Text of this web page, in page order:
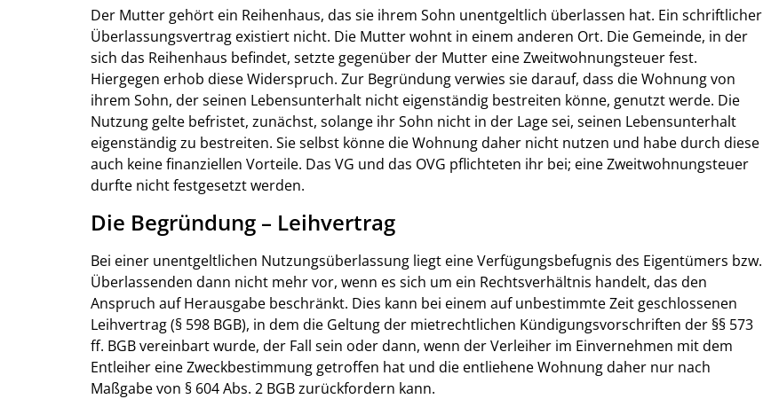
Der Mutter gehört ein Reihenhaus, das sie ihrem Sohn unentgeltlich überlassen hat. Ein schriftlicher
Überlassungsvertrag existiert nicht. Die Mutter wohnt in einem anderen Ort. Die Gemeinde, in der
sich das Reihenhaus befindet, setzte gegenüber der Mutter eine Zweitwohnungsteuer fest.
Hiergegen erhob diese Widerspruch. Zur Begründung verwies sie darauf, dass die Wohnung von
ihrem Sohn, der seinen Lebensunterhalt nicht eigenständig bestreiten könne, genutzt werde. Die
Nutzung gelte befristet, zunächst, solange ihr Sohn nicht in der Lage sei, seinen Lebensunterhalt
eigenständig zu bestreiten. Sie selbst könne die Wohnung daher nicht nutzen und habe durch diese
auch keine finanziellen Vorteile. Das VG und das OVG pflichteten ihr bei; eine Zweitwohnungsteuer
durfte nicht festgesetzt werden.
Die Begründung – Leihvertrag
Bei einer unentgeltlichen Nutzungsüberlassung liegt eine Verfügungsbefugnis des Eigentümers bzw.
Überlassenden dann nicht mehr vor, wenn es sich um ein Rechtsverhältnis handelt, das den
Anspruch auf Herausgabe beschränkt. Dies kann bei einem auf unbestimmte Zeit geschlossenen
Leihvertrag (§ 598 BGB), in dem die Geltung der mietrechtlichen Kündigungsvorschriften der §§ 573
ff. BGB vereinbart wurde, der Fall sein oder dann, wenn der Verleiher im Einvernehmen mit dem
Entleiher eine Zweckbestimmung getroffen hat und die entliehene Wohnung daher nur nach
Maßgabe von § 604 Abs. 2 BGB zurückfordern kann.